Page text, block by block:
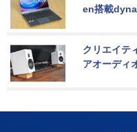
en搭載
クリエイテ
アオーディ